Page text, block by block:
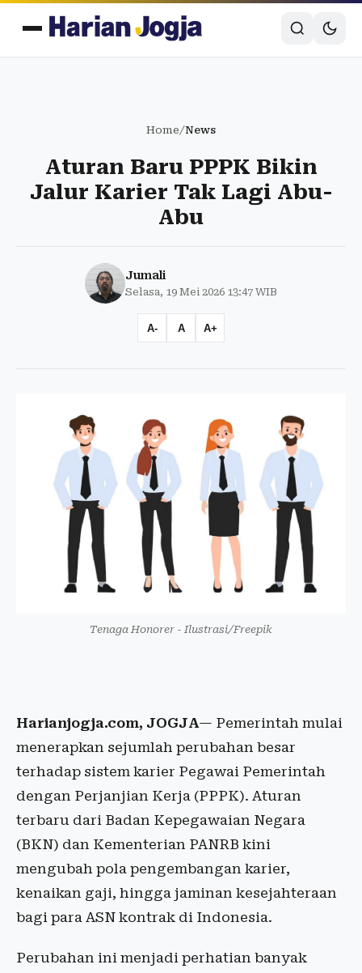
Home/News
Aturan Baru PPPK Bikin
Jalur Karier Tak Lagi Abu-
Abu
Jumali
Selasa, 19 Mei 2026 13:47 WIB
A- A A+
Tenaga Honorer - Ilustrasi/Freepik
Harianjogja.com, JOGJA— Pemerintah mulai
menerapkan sejumlah perubahan besar
terhadap sistem karier Pegawai Pemerintah
dengan Perjanjian Kerja (PPPK). Aturan
terbaru dari Badan Kepegawaian Negara
(BKN) dan Kementerian PANRB kini
mengubah pola pengembangan karier,
kenaikan gaji, hingga jaminan kesejahteraan
bagi para ASN kontrak di Indonesia.
Perubahan ini menjadi perhatian banyak